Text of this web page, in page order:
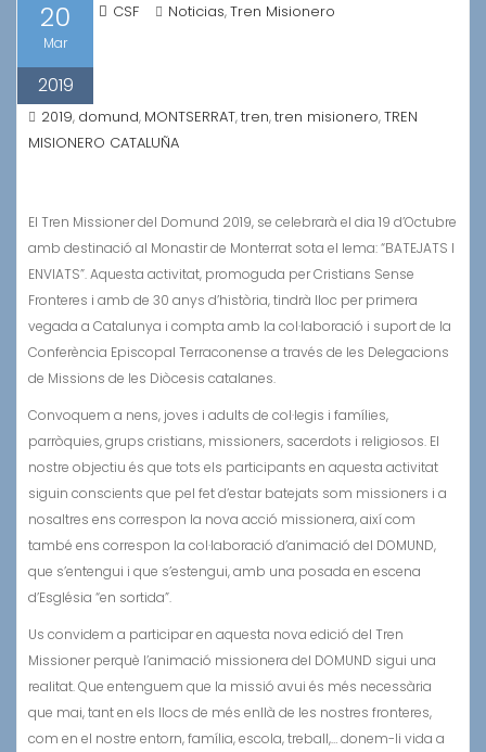
20
Mar
2019
CSF Noticias,Tren Misionero
2019, domund, MONTSERRAT,tren,tren misionero,TREN
MISIONERO CATALUÑA
El Tren Missioner del Domund 2019, se celebrarà el dia 19 d’Octubre
amb destinació al Monastir de Monterrat sota el lema: “BATEJATS I
ENVIATS”. Aquesta activitat, promoguda per Cristians Sense
Fronteres i amb de 30 anys d’història, tindrà lloc per primera
vegada a Catalunya i compta amb la col·laboració i suport de la
Conferència Episcopal Terraconense a través de les Delegacions
de Missions de les Diòcesis catalanes.
Convoquem a nens, joves i adults de col·legis i famílies,
parròquies, grups cristians, missioners, sacerdots i religiosos. El
nostre objectiu és que tots els participants en aquesta activitat
siguin conscients que pel fet d’estar batejats som missioners i a
nosaltres ens correspon la nova acció missionera, així com
també ens correspon la col·laboració d’animació del DOMUND,
que s’entengui i que s’estengui, amb una posada en escena
d’Església “en sortida”.
Us convidem a participar en aquesta nova edició del Tren
Missioner perquè l’animació missionera del DOMUND sigui una
realitat. Que entenguem que la missió avui és més necessària
que mai, tant en els llocs de més enllà de les nostres fronteres,
com en el nostre entorn, família, escola, treball,… donem-li vida a